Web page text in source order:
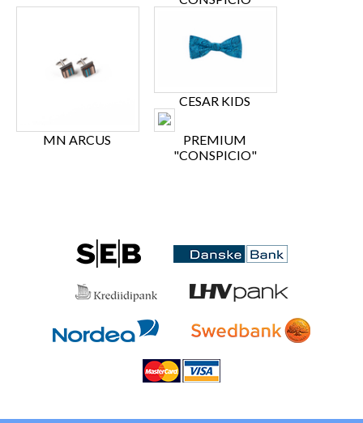
MN ARCUS
CESAR KIDS
PREMIUM
"CONSPICIO"